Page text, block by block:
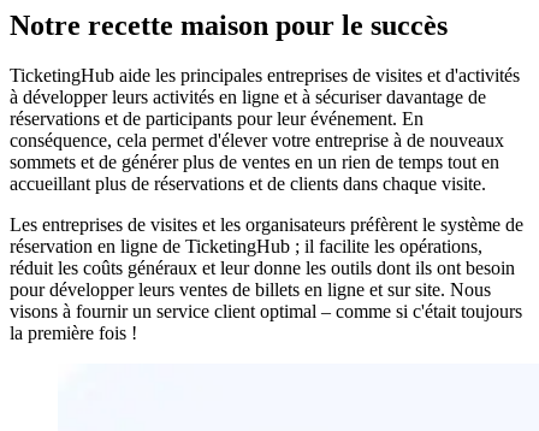
Notre recette maison pour le succès
TicketingHub aide les principales entreprises de visites et d'activités
à développer leurs activités en ligne et à sécuriser davantage de
réservations et de participants pour leur événement. En
conséquence, cela permet d'élever votre entreprise à de nouveaux
sommets et de générer plus de ventes en un rien de temps tout en
accueillant plus de réservations et de clients dans chaque visite.
Les entreprises de visites et les organisateurs préfèrent le système de
réservation en ligne de TicketingHub ; il facilite les opérations,
réduit les coûts généraux et leur donne les outils dont ils ont besoin
pour développer leurs ventes de billets en ligne et sur site. Nous
visons à fournir un service client optimal – comme si c'était toujours
la première fois !